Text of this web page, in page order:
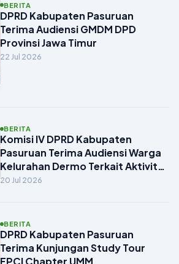
BERITA
DPRD Kabupaten Pasuruan
Terima Audiensi GMDM DPD
Provinsi Jawa Timur
22 Jul 2026
BERITA
Komisi IV DPRD Kabupaten
Pasuruan Terima Audiensi Warga
Kelurahan Dermo Terkait Aktivitas
Rumah Doa
20 Jul 2026
BERITA
DPRD Kabupaten Pasuruan
Terima Kunjungan Study Tour
FPCI Chapter UMM